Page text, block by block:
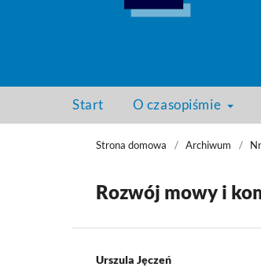
Start O czasopiśmie
Strona domowa / Archiwum /
Rozwój mowy i
Urszula Jęczeń